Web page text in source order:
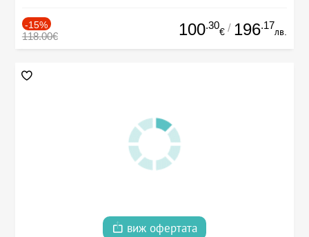
-15%
118.00€ 100.30
€ / 196.17
лв.
виж офертата